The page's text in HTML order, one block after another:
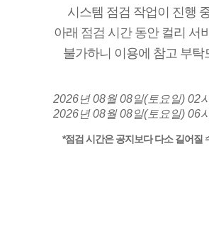
시스템 점검 작업이 진행
아래 점검 시간 동안 컬리 서
불가하니 이용에 참고 부탁
2026년 08월 08일(토요일) 02
2026년 08월 08일(토요일) 06
*점검 시간은 공지보다 다소 길어질